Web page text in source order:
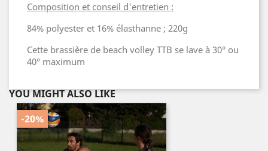
Composition et conseil d'entretien :
84% polyester et 16% élasthanne ; 220g
Cette brassière de beach volley TTB se lave à 30° ou
40° maximum
YOU MIGHT ALSO LIKE
-20%